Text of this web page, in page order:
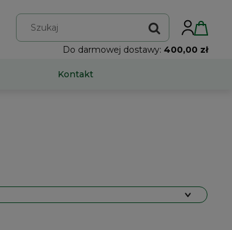
Do darmowej dostawy: 400,00 zł
Kontakt